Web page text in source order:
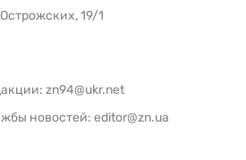
19/1
zn94@ukr.net
новостей: editor@zn.ua